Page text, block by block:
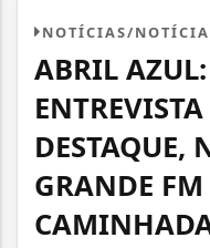
NOTÍCIAS/
ABRIL
DESTAQUE,
GRANDE